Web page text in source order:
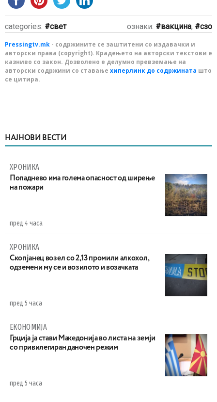
categories: свет ознаки: вакцина, сзо
Pressingtv.mk - содржините се заштитени со издавачки и
авторски права (copyright). Крадењето на авторски текстови е
казниво со закон. Дозволено е делумно превземање на
авторски содржини со ставање хиперлинк до содржината што
се цитира.
НАЈНОВИ ВЕСТИ
ХРОНИКА
Попаднево има голема опасност од ширење
на пожари
пред 4 часа
ХРОНИКА
Скопјанец возел со 2,13 промили алкохол,
одземени му се и возилото и возачката
пред 5 часа
ЕКОНОМИЈА
Грција ја стави Македонија во листа на земји
со привилегиран даночен режим
пред 5 часа